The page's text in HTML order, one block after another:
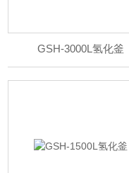
GSH-3000L氢化釜